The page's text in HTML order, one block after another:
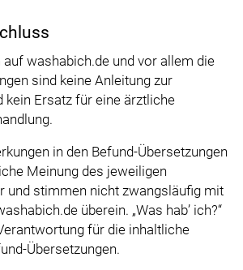
washabich.de und vor allem die
sind keine Anleitung zur
kein Ersatz für eine ärztliche
in den Befund-Übersetzungen
Meinung des jeweiligen
und stimmen nicht zwangsläufig mit
überein. Was hab’ ich?
für die inhaltliche
Übersetzungen.